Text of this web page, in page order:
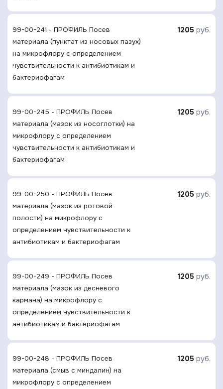
99-00-241 - ПРОФИЛЬ Посев
материала (пунктат из носовых пазух)
на микрофлору с определением
чувcтвительности к антибиотикам и
бактериофагам
1205 руб.
99-00-245 - ПРОФИЛЬ Посев
материала (мазок из носоглотки) на
микрофлору с определением
чувcтвительности к антибиотикам и
бактериофагам
1205 руб.
99-00-250 - ПРОФИЛЬ Посев
материала (мазок из ротовой
полости) на микрофлору с
определением чувcтвительности к
антибиотикам и бактериофагам
1205 руб.
99-00-249 - ПРОФИЛЬ Посев
материала (мазок из десневого
кармана) на микрофлору с
определением чувcтвительности к
антибиотикам и бактериофагам
1205 руб.
99-00-248 - ПРОФИЛЬ Посев
материала (смыв с миндалин) на
микрофлору с определением
1205 руб.